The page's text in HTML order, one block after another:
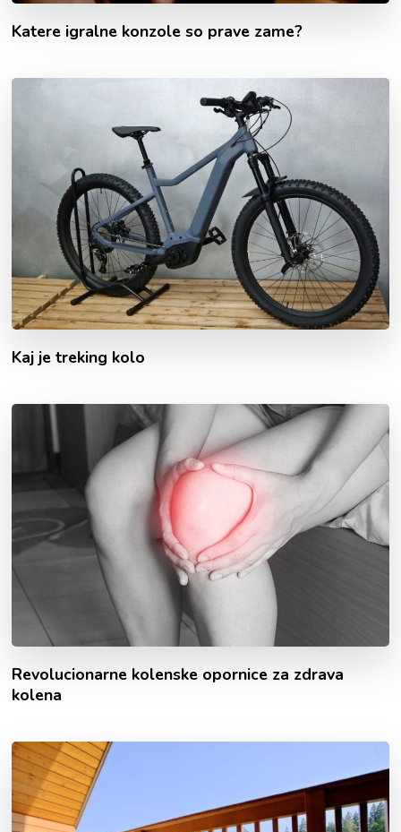
Katere igralne konzole so prave zame?
Kaj je treking kolo
Revolucionarne kolenske opornice za zdrava
kolena